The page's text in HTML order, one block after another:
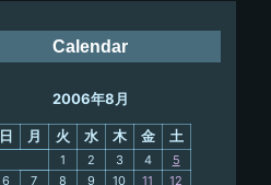
Calendar
2006年8月
日 月 火 水 木 金 土
1 2 3 4
5
6
7 8 9 10 11
12